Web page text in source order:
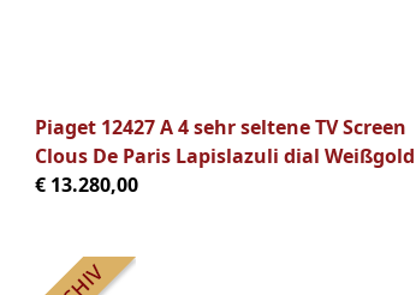
Piaget 12427 A 4 sehr seltene TV Screen
Clous De Paris Lapislazuli dial Weißgold
€ 13.280,00